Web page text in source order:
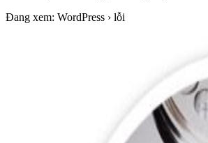
Đang xem: WordPress › lỗi